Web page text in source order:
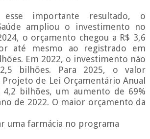
esse importante resultado, o
ampliou o investimento no
o orçamento chegou a R$ 3,6
até mesmo ao registrado em
Em 2022, o investimento não
bilhões. Para 2025, o valor
de Lei Orçamentário Anual
4,2 bilhões, um aumento de 69%
de 2022. O maior orçamento da
uma farmácia no programa